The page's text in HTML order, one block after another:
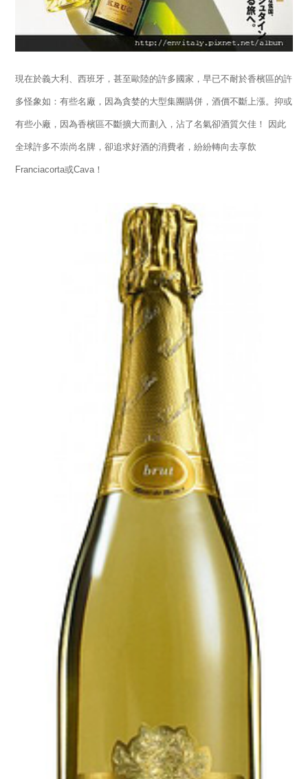
現在於義大利、西班牙，甚至歐陸的許多國家，早已不耐於香檳區的許
多怪象如：有些名廠，因為貪婪的大型集團購併，酒價不斷上漲。抑或
有些小廠，因為香檳區不斷擴大而劃入，沾了名氣卻酒質欠佳！ 因此
全球許多不崇尚名牌，卻追求好酒的消費者，紛紛轉向去享飲
Franciacorta或Cava！